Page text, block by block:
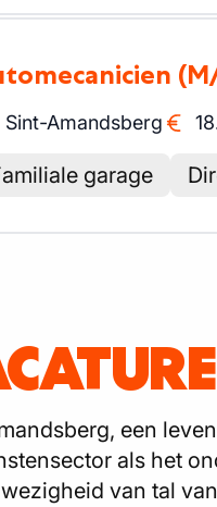
Sint-Amandsberg
garage
een
als het
van tal